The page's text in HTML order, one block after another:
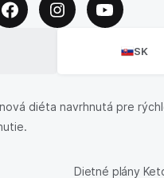
SK
diéta navrhnutá pre
Dietné plány